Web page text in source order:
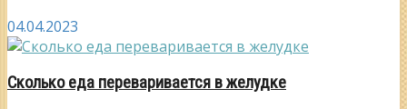
04.04.2023
Сколько еда переваривается в желудке